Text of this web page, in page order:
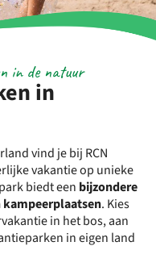
in
in de natuur
vind je bij RCN
vakantie op unieke
biedt een bijzondere
kampeerplaatsen. Kies
in het bos, aan
in eigen land